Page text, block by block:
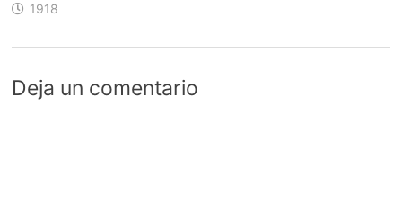
1918
Deja un comentario